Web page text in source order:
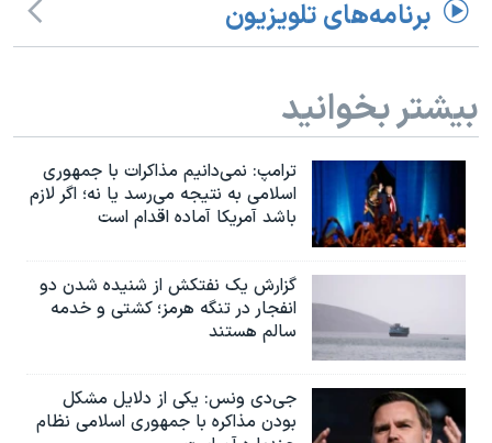
نرگس محمدی برنده جایزه نوبل صلح
صفحه‌های ویژه
سفر پرزیدنت ترامپ به چین
برنامه‌های تلویزیون
بیشتر بخوانید
ترامپ: نمی‌دانیم مذاکرات با جمهوری
اسلامی به نتیجه می‌رسد یا نه؛ اگر لازم
باشد آمریکا آماده اقدام است
گزارش یک نفتکش از شنیده شدن دو
انفجار در تنگه هرمز؛ کشتی و خدمه
سالم هستند
جی‌دی ونس: یکی از دلایل مشکل
بودن مذاکره با جمهوری اسلامی نظام